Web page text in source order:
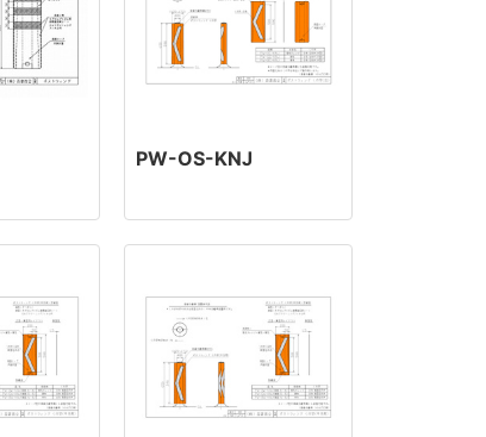
PW-OS-KNJ